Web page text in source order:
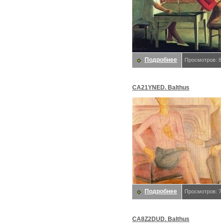
Подробнее Просмотров:
CA21YNED. Balthus
Подробнее Просмотров:
CA8Z2DUD. Balthus